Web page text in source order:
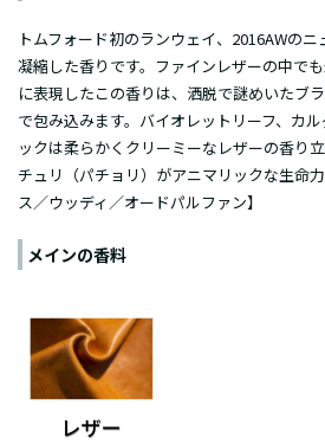
トムフォード初のランウェイ、2016AWの
凝縮した香りです。ファインレザーの中で
に表現したこの香りは、洒脱で謎めいたブ
で包み込みます。バイオレットリーフ、カ
ックは柔らかくクリーミーなレザーの香り
チュリ（パチョリ）がアニマリックな生命
ス／ウッディ ／オードパルファン】
メインの香料